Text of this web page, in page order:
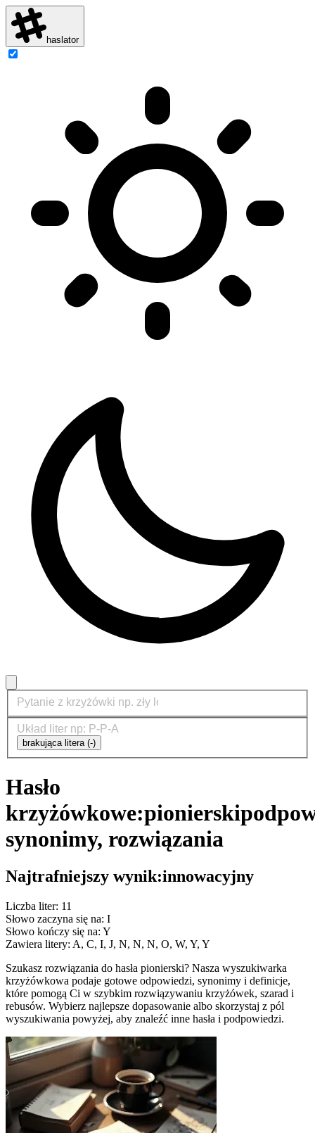
haslator
brakująca litera (-)
Hasło
krzyżówkowe:pionierski
synonimy, rozwiązania
Najtrafniejszy wynik:innowacyjny
Liczba liter: 11
Słowo zaczyna się na: I
Słowo kończy się na: Y
Zawiera litery: A, C, I, J, N, N, N, O, W, Y, Y
Szukasz rozwiązania do hasła pionierski? Nasza wyszukiwarka
krzyżówkowa podaje gotowe odpowiedzi, synonimy i definicje,
które pomogą Ci w szybkim rozwiązywaniu krzyżówek, szarad i
rebusów. Wybierz najlepsze dopasowanie albo skorzystaj z pól
wyszukiwania powyżej, aby znaleźć inne hasła i podpowiedzi.